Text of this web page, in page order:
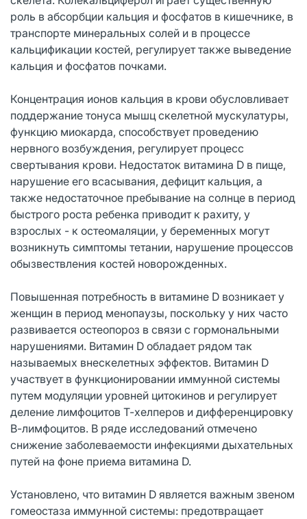
роль в абсорбции кальция и фосфатов в кишечнике, в
транспорте минеральных солей и в процессе
кальцификации костей, регулирует также выведение
кальция и фосфатов почками.
Концентрация ионов кальция в крови обусловливает
поддержание тонуса мышц скелетной мускулатуры,
функцию миокарда, способствует проведению
нервного возбуждения, регулирует процесс
свертывания крови. Недостаток витамина D в пище,
нарушение его всасывания, дефицит кальция, а
также недостаточное пребывание на солнце в период
быстрого роста ребенка приводит к рахиту, у
взрослых - к остеомаляции, у беременных могут
возникнуть симптомы тетании, нарушение процессов
обызвествления костей новорожденных.
Повышенная потребность в витамине D возникает у
женщин в период менопаузы, поскольку у них часто
развивается остеопороз в связи с гормональными
нарушениями. Витамин D обладает рядом так
называемых внескелетных эффектов. Витамин D
участвует в функционировании иммунной системы
путем модуляции уровней цитокинов и регулирует
деление лимфоцитов Т-хелперов и дифференцировку
В-лимфоцитов. В ряде исследований отмечено
снижение заболеваемости инфекциями дыхательных
путей на фоне приема витамина D.
Установлено, что витамин D является важным звеном
гомеостаза иммунной системы: предотвращает